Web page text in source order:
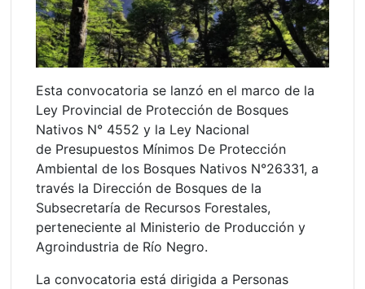
Esta convocatoria se lanzó en el marco de la
Ley Provincial de Protección de Bosques
Nativos N° 4552 y la Ley Nacional
de Presupuestos Mínimos De Protección
Ambiental de los Bosques Nativos N°26331, a
través la Dirección de Bosques de la
Subsecretaría de Recursos Forestales,
perteneciente al Ministerio de Producción y
Agroindustria de Río Negro.
La convocatoria está dirigida a Personas